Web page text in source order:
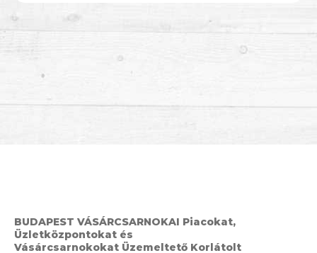
BUDAPEST VÁSÁRCSARNOKAI Piacokat,
Üzletközpontokat és
Vásárcsarnokokat Üzemeltető Korlátolt